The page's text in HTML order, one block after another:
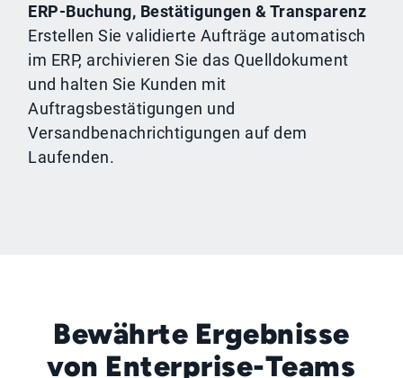
ERP-Buchung, Bestätigungen & Transparenz
Erstellen Sie validierte Aufträge automatisch
im ERP, archivieren Sie das Quelldokument
und halten Sie Kunden mit
Auftragsbestätigungen und
Versandbenachrichtigungen auf dem
Laufenden.
Bewährte Ergebnisse
von Enterprise-Teams